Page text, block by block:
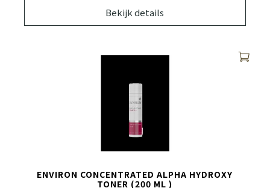
Bekijk details
ENVIRON CONCENTRATED ALPHA HYDROXY
TONER (200 ML )